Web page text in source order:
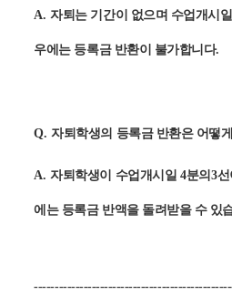
A.자퇴는 기간이 없으며 수업개시
우에는 등록금 반환이 불가합니다.
Q.자퇴학생의 등록금 반환은 어떻
A.자퇴학생이 수업개시일 4분의 3선
에는 등록금 반액을 돌려받을 수 있